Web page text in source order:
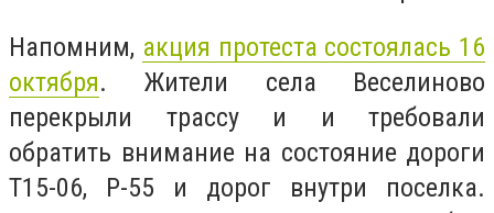
Напомним, акция протеста состоялась 16
октября. Жители села Веселиново
перекрыли трассу и и требовали
обратить внимание на состояние дороги
Т15-06, Р-55 и дорог внутри поселка.